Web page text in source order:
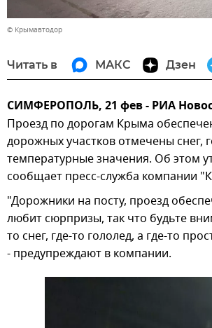
© Крымавтодор
Читать в МАКС Дзен
СИМФЕРОПОЛЬ, 21 фев - РИА
Проезд по дорогам Крыма
дорожных участков отмечены снег,
температурные значения. Об этом
сообщает пресс-служба компании
"Дорожники на посту, проезд
любит сюрпризы, так что будьте
то снег, где-то гололед, а где-то
- предупреждают в компании.